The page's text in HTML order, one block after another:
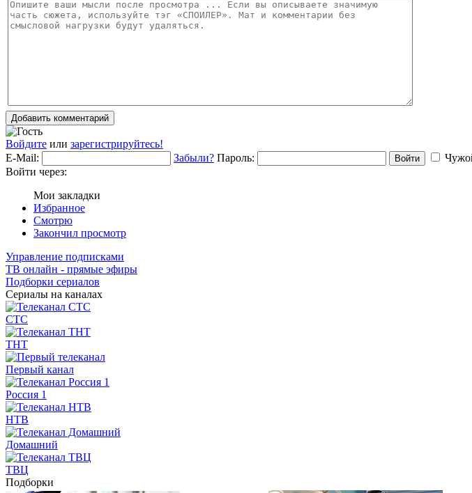
Добавить комментарий
Войдите или зарегистрируйтесь!
E-Mail:
Забыли? Пароль: Войти
Войти через:
Мои закладки
Избранное
Смотрю
Закончил просмотр
Управление подписками
ТВ онлайн - прямые эфиры
Подборки сериалов
Сериалы на каналах
СТС
ТНТ
Первый канал
Россия 1
НТВ
Домашний
ТВЦ
Подборки